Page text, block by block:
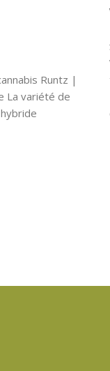
Runtz |
La variété de